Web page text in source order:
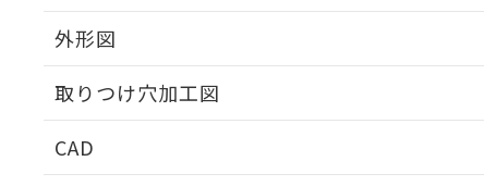
外形図
取りつけ穴加工図
CAD